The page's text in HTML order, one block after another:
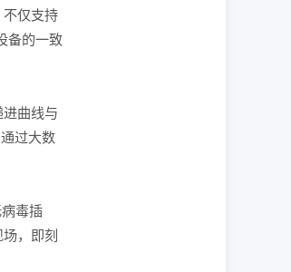
仅支持
备的一致
曲线与
过大数
毒插
，即刻